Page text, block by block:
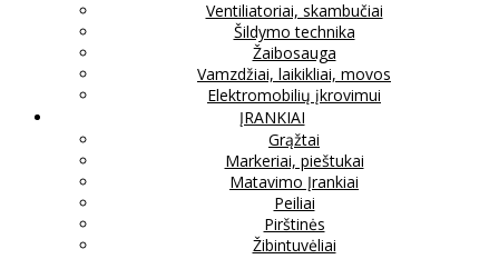
Ventiliatoriai, skambučiai
Šildymo technika
Žaibosauga
Vamzdžiai, laikikliai, movos
Elektromobilių įkrovimui
ĮRANKIAI
Grąžtai
Markeriai, pieštukai
Matavimo Įrankiai
Peiliai
Pirštinės
Žibintuvėliai